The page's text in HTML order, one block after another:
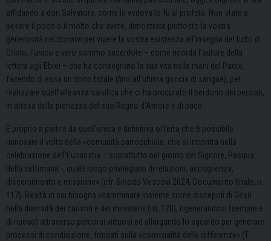
affidando a don Salvatore, come la vedova lo fu al profeta. Non state a
pesare il poco o il molto che avete, dimostrate piuttosto la vostra
generosità nel donarvi per vivere la vostra esistenza all’insegna del tutto di
Cristo, l’unico e vero sommo sacerdote – come ricorda l’autore della
lettera agli Ebrei – che ha consegnato la sua vita nelle mani del Padre,
facendo di essa un dono totale (fino all’ultima goccia di sangue), per
realizzare quell’alleanza salvifica che ci ha procurato il perdono dei peccati,
in attesa della pienezza del suo Regno d’Amore e di pace.
È proprio a partire da quell’unica e definitiva offerta che è possibile
rinnovare il volto della «comunità parrocchiale, che si incontra nella
celebrazione dell’Eucaristia – soprattutto nel giorno del Signore, Pasqua
della settimana -, quale luogo privilegiato di relazioni, accoglienza,
discernimento e missione» (cfr. Sinodo Vescovi 2024, Documento finale, n.
117). Realtà in cui bisogna «camminare insieme come discepoli di Gesù
nella diversità dei carismi e dei ministeri» (ivi, 120), rigenerandosi (sempre e
di nuovo) attraverso percorsi virtuosi ed allargando lo sguardo per generare
processi di condivisione, fondati sulla «convivialità delle differenze» (T.